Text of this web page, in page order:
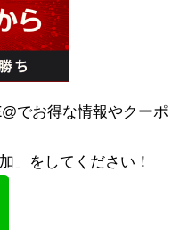
でお得な情報やクーポ
」をしてください！